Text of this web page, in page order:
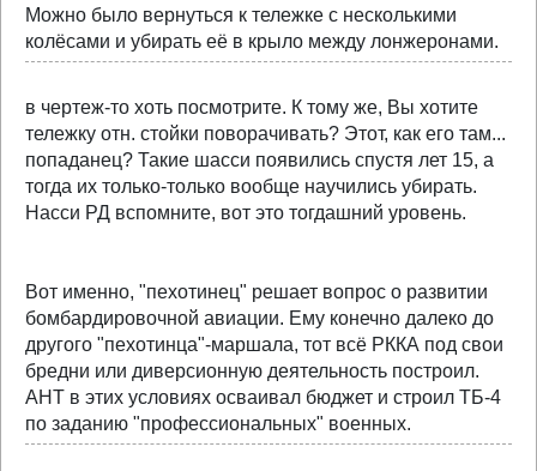
Можно было вернуться к тележке с несколькими
колёсами и убирать её в крыло между лонжеронами.
в чертеж-то хоть посмотрите. К тому же, Вы хотите
тележку отн. стойки поворачивать? Этот, как его там...
попаданец? Такие шасси появились спустя лет 15, а
тогда их только-только вообще научились убирать.
Насси РД вспомните, вот это тогдашний уровень.
Вот именно, "пехотинец" решает вопрос о развитии
бомбардировочной авиации. Ему конечно далеко до
другого "пехотинца"-маршала, тот всё РККА под свои
бредни или диверсионную деятельность построил.
АНТ в этих условиях осваивал бюджет и строил ТБ-4
по заданию "профессиональных" военных.